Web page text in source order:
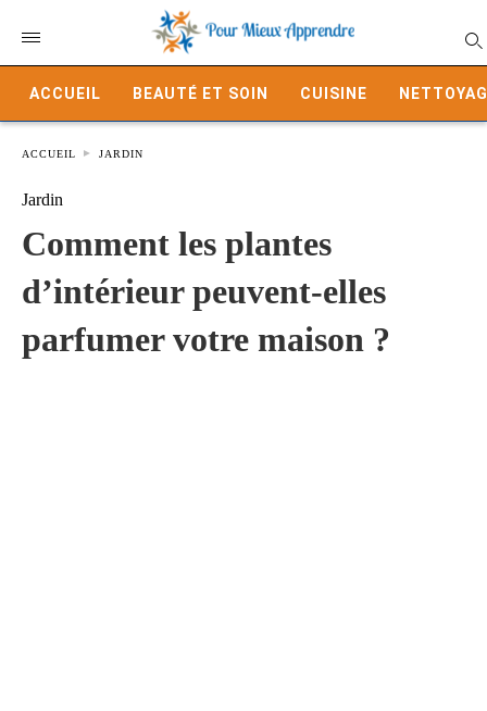
ACCUEIL BEAUTÉ ET SOIN CUISINE
ACCUEIL JARDIN
Jardin
Comment les plantes
d’intérieur peuvent-elles
parfumer votre maison ?